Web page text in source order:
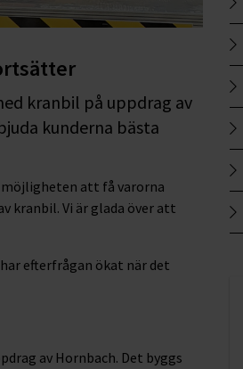
kranbil på uppdrag av
kunderna bästa
möjligheten att få varorna
kranbil. Vi är glada över att
efterfrågan ökat när det
av Hornbach. Det byggs